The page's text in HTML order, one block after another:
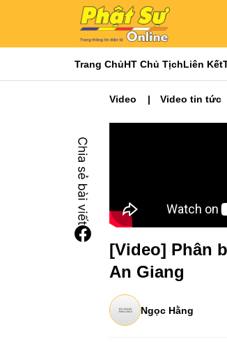
Trang ChủHT Chủ TịchLiên Kết
Video Video tin tức
[Video] Phân
An Giang
Ngọc Hằng